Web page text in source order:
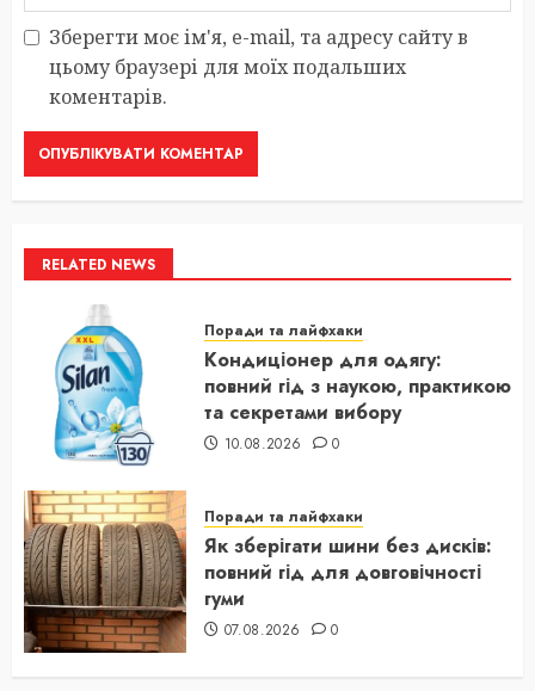
Зберегти моє ім'я, e-mail, та адресу сайту в
цьому браузері для моїх подальших
коментарів.
RELATED NEWS
Поради та лайфхаки
Кондиціонер для одягу:
повний гід з наукою, практикою
та секретами вибору
10.08.2026 0
Поради та лайфхаки
Як зберігати шини без дисків:
повний гід для довговічності
гуми
07.08.2026 0